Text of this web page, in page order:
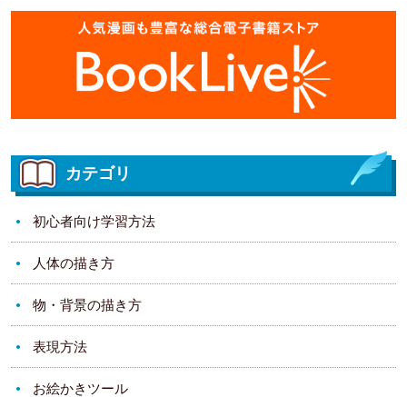
カテゴリ
初心者向け学習方法
人体の描き方
物・背景の描き方
表現方法
お絵かきツール